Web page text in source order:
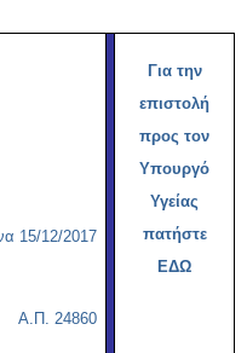
15/12/2017
Α.Π. 24860
Για την
επιστολή
προς τον
Υπουργό
Υγείας
πατήστε
ΕΔΩ